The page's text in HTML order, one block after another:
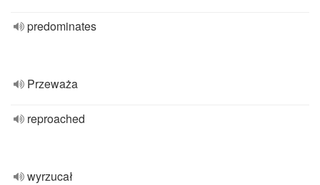
predominates
Przeważa
reproached
wyrzucał